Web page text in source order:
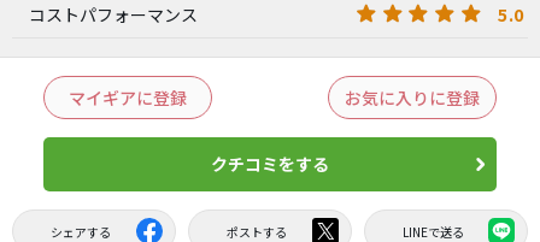
コストパフォーマンス 5.0
マイギアに登録 お気に入りに登録
クチコミをする
シェアする ポストする LINEで送る